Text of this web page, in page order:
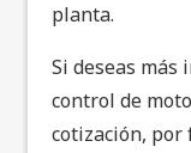
planta.
Si deseas más
control de
cotización, por